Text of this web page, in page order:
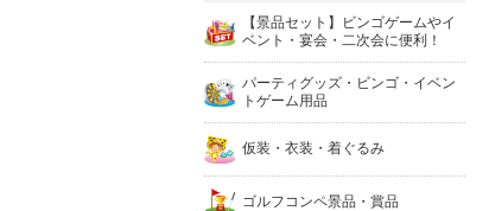
【景品セット】ビンゴゲームやイ
ベント・宴会・二次会に便利！
パーティグッズ・ビンゴ・イベン
トゲーム用品
仮装・衣装・着ぐるみ
ゴルフコンペ景品・賞品